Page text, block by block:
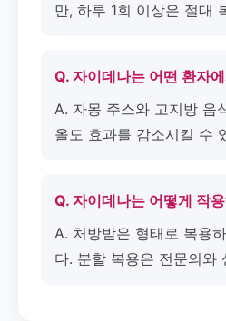
만, 하루 1회 이상은 절대
Q. 자이데나는 어떤 환자
A. 자몽 주스와 고지방 음
올도 효과를 감소시킬 수
Q. 자이데나는 어떻게 작
A. 처방받은 형태로 복용
다. 분할 복용은 전문의와